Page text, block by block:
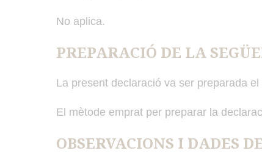
No aplica.
PREPARACIÓ DE LA
La present declaració va ser preparada el
El mètode emprat per preparar la
OBSERVACIONS I DADES